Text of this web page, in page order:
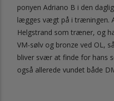
ponyen Adriano B i den
lægges vægt på i træningen.
Helgstrand som træner, og
VM-sølv og bronze ved OL,
bliver svær at finde for hans
også allerede vundet både